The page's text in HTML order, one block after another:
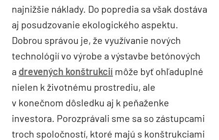
najnižšie náklady. Do popredia sa však dostáva
aj posudzovanie ekologického aspektu.
Dobrou správou je, že využívanie nových
technológií vo výrobe a výstavbe betónových
a drevených konštrukcií môže byť ohľaduplné
nielen k životnému prostrediu, ale
v konečnom dôsledku aj k peňaženke
investora. Porozprávali sme sa so zástupcami
troch spoločností, ktoré majú s konštrukciami